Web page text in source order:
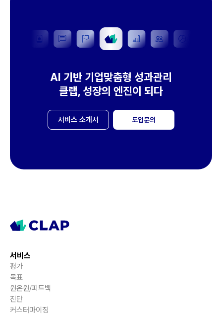
AI 기반 기업맞춤형 성과관리
클랩, 성장의 엔진이 되다
서비스 소개서 도입문의
서비스
평가
목표
원온원/피드백
진단
커스터마이징